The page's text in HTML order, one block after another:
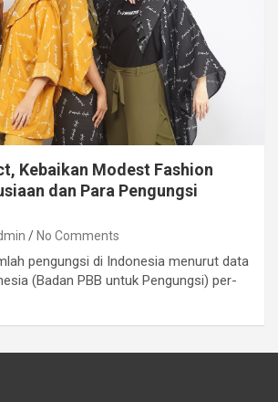
Kebaikan Modest Fashion
dan Para Pengungsi
No Comments
pengungsi di Indonesia menurut data
(Badan PBB untuk Pengungsi) per-